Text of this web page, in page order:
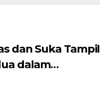
dan Suka Tampil
dalam